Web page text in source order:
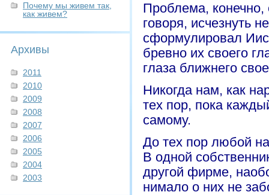
Почему мы живем так,
как живем?
Архивы
2011
2010
2009
2008
2007
2006
2005
2004
2003
Проблема, конечно,
говоря, исчезнуть
сформулировал
бревно их своего
глаза ближнего
Никогда нам, как
тех пор, пока
самому.
До тех пор любой
В одной
другой фирме,
нимало о них не